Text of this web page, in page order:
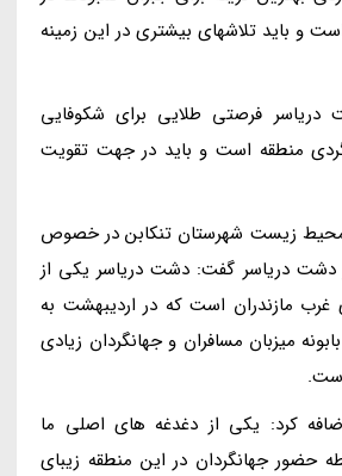
و باید تلاشهای بیشتری در این زمینه
فرصتی طلایی برای شکوفایی
منطقه است و باید در جهت تقویت
زیست شهرستان تنکابن در خصوص
دشت دریاسر گفت: دشت دریاسر یکی از
غرب مازندران است که در اردیبهشت به
میزبان مسافران و جهانگردان زیادی
کرد: یکی از دغدغه های اصلی ما
حضور جهانگردان در این منطقه زیبای